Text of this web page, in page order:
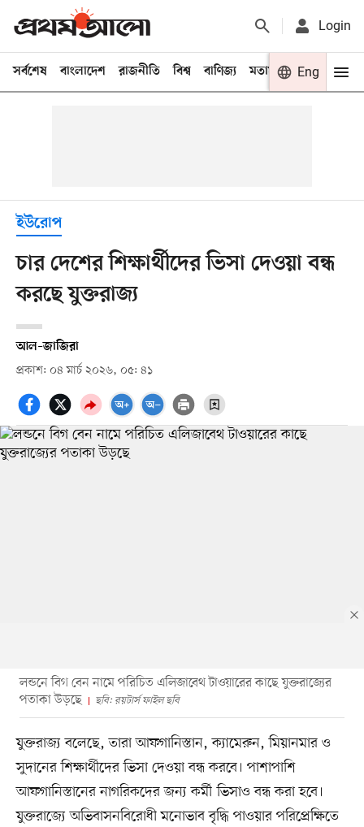
Login
সর্বশেষ বাংলাদেশ রাজনীতি বিশ্ব বাণিজ্য মতামত খেলা
Eng
ইউরোপ
চার দেশের শিক্ষার্থীদের ভিসা দেওয়া বন্ধ
করছে যুক্তরাজ্য
আল–জাজিরা
প্রকাশ: ০৪ মার্চ ২০২৬, ০৫: ৪১
লন্ডনে বিগ বেন নামে পরিচিত এলিজাবেথ টাওয়ারের কাছে যুক্তরাজ্যের
পতাকা উড়ছে
ছবি: রয়টার্স ফাইল ছবি
যুক্তরাজ্য বলেছে, তারা আফগানিস্তান, ক্যামেরুন, মিয়ানমার ও
সুদানের শিক্ষার্থীদের ভিসা দেওয়া বন্ধ করবে। পাশাপাশি
আফগানিস্তানের নাগরিকদের জন্য কর্মী ভিসাও বন্ধ করা হবে।
যুক্তরাজ্যে অভিবাসনবিরোধী মনোভাব বৃদ্ধি পাওয়ার পরিপ্রেক্ষিতে